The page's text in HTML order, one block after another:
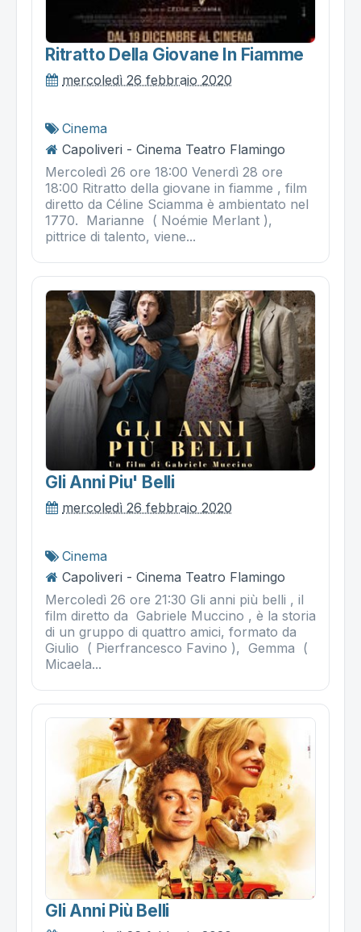
Ritratto Della Giovane In Fiamme
mercoledì 26 febbraio 2020
Cinema
Capoliveri - Cinema Teatro Flamingo
Mercoledì 26 ore 18:00 Venerdì 28 ore
18:00 Ritratto della giovane in fiamme , film
diretto da Céline Sciamma è ambientato nel
1770. Marianne ( Noémie Merlant ),
pittrice di talento, viene...
Gli Anni Piu' Belli
mercoledì 26 febbraio 2020
Cinema
Capoliveri - Cinema Teatro Flamingo
Mercoledì 26 ore 21:30 Gli anni più belli , il
film diretto da Gabriele Muccino , è la storia
di un gruppo di quattro amici, formato da
Giulio ( Pierfrancesco Favino ), Gemma (
Micaela...
Gli Anni Più Belli